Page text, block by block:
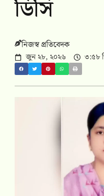
ডিসি
নিজস্ব প্রতিবেদক
জুন ২৮, ২০২৬ ৩:৫৮